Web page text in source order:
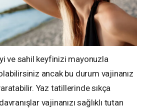
ve sahil keyfinizi mayonuzla
ancak bu durum vajinanız
Yaz tatillerinde sıkça
vajinanızı sağlıklı tutan